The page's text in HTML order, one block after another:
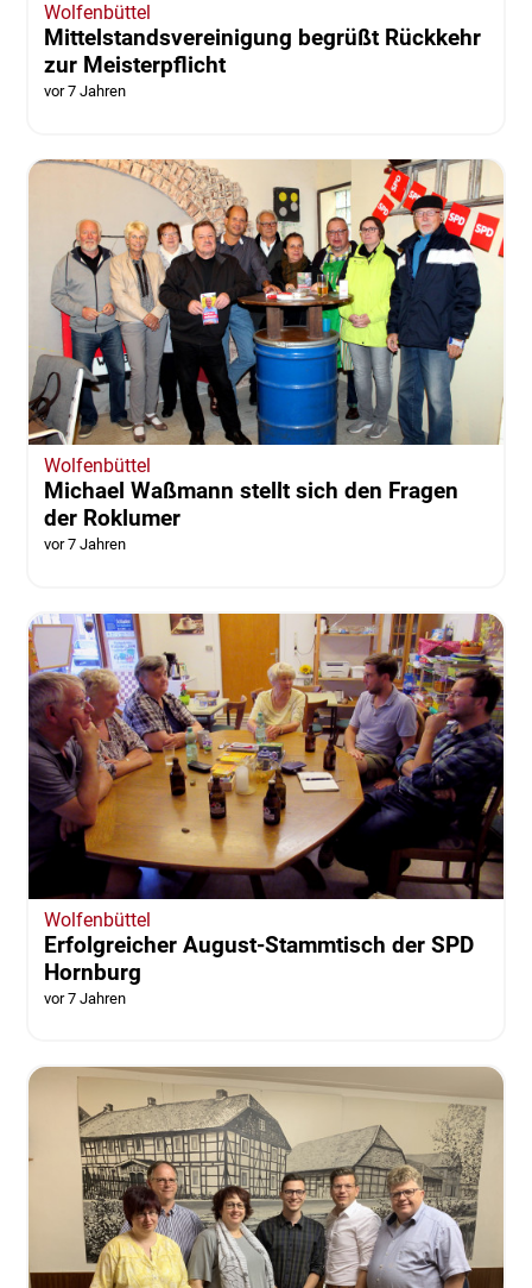
Wolfenbüttel
Mittelstandsvereinigung begrüßt Rückkehr
zur Meisterpflicht
vor 7 Jahren
Wolfenbüttel
Michael Waßmann stellt sich den Fragen
der Roklumer
vor 7 Jahren
Wolfenbüttel
Erfolgreicher August-Stammtisch der SPD
Hornburg
vor 7 Jahren